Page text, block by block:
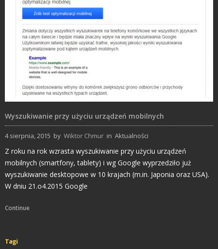
Wyszukiwanie przy użyciu urządzeń mobilnych
4 sierpnia, 2015 by Wiktor Chmur in Aktualności
Z roku na rok wzrasta wyszukiwanie przy użyciu urządzeń
mobilnych (smartfony, tablety) i wg Google wyprzedziło już
wyszukiwanie desktopowe w 10 krajach (m.in. Japonia oraz USA).
W dniu 21.o4.2015 Google
Continue
Tagi